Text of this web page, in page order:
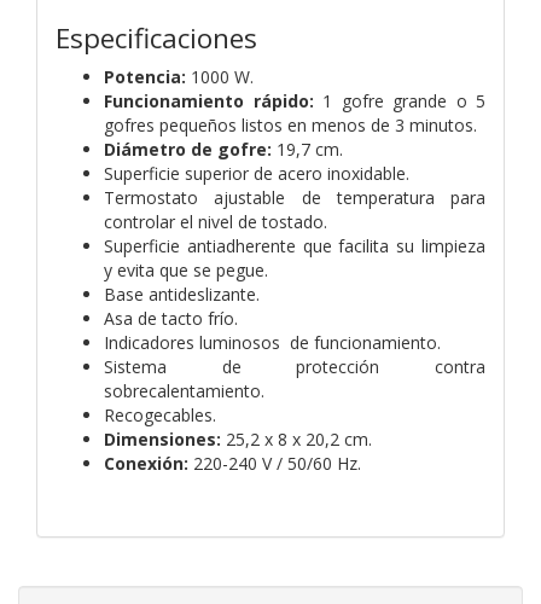
Especificaciones
Potencia: 1000 W.
Funcionamiento rápido: 1 gofre grande o 5
gofres pequeños listos en menos de 3 minutos.
Diámetro de gofre: 19,7 cm.
Superficie superior de acero inoxidable.
Termostato ajustable de temperatura para
controlar el nivel de tostado.
Superficie antiadherente que facilita su limpieza
y evita que se pegue.
Base antideslizante.
Asa de tacto frío.
Indicadores luminosos de funcionamiento.
Sistema de protección contra
sobrecalentamiento.
Recogecables.
Dimensiones: 25,2 x 8 x 20,2 cm.
Conexión: 220-240 V / 50/60 Hz.